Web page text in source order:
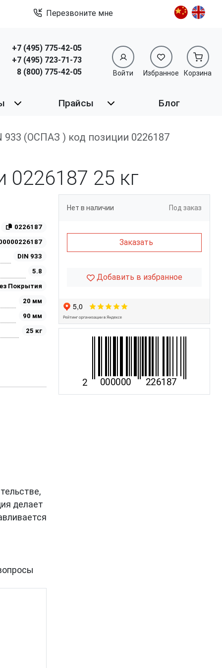
Перезвоните мне
+7 (495) 775-42-05
+7 (495) 723-71-73
8 (800) 775-42-05
Войти Избранное Корзина
Прайсы Блог
933 (ОСПАЗ ) код позиции 0226187
0226187 25 кг
0226187
DIN 933
5.8
Покрытия
20 мм
90 мм
25 кг
делает
Нет в наличии Под заказ
Заказать
Добавить в избранное